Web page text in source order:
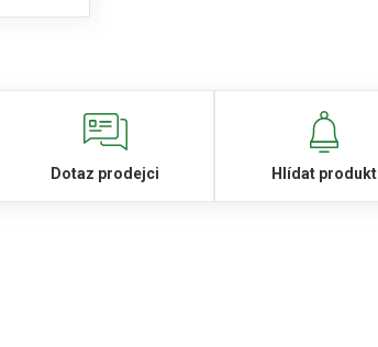
Dotaz prodejci Hlídat produkt